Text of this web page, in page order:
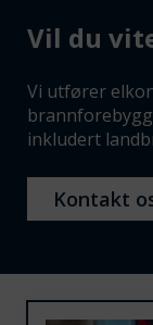
Vil du
Vi utfører
inkludert
Kontakt